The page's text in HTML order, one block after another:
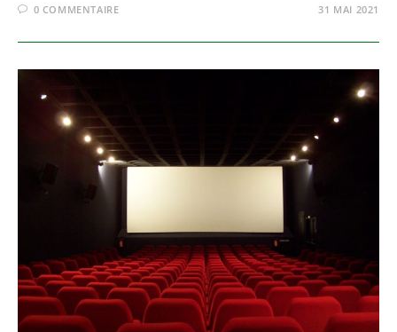
0 COMMENTAIRE 31 MAI 2021